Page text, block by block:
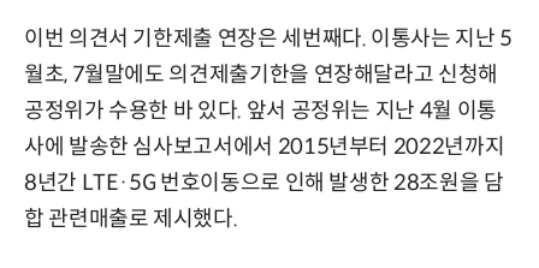
이번 의견서 기한제출 연장은 세번째다. 이통사는 지난 5
월초, 7월말에도 의견제출기한을 연장해달라고 신청해
공정위가 수용한 바 있다. 앞서 공정위는 지난 4월 이통
사에 발송한 심사보고서에서 2015년부터 2022년까지
8년간 LTE·5G 번호이동으로 인해 발생한 28조원을 담
합 관련매출로 제시했다.